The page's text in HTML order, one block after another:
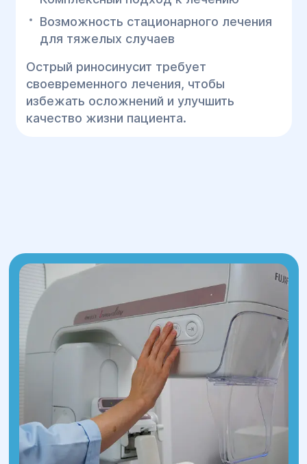
Возможность стационарного лечения
для тяжелых случаев
Острый риносинусит требует
своевременного лечения, чтобы
избежать осложнений и улучшить
качество жизни пациента.